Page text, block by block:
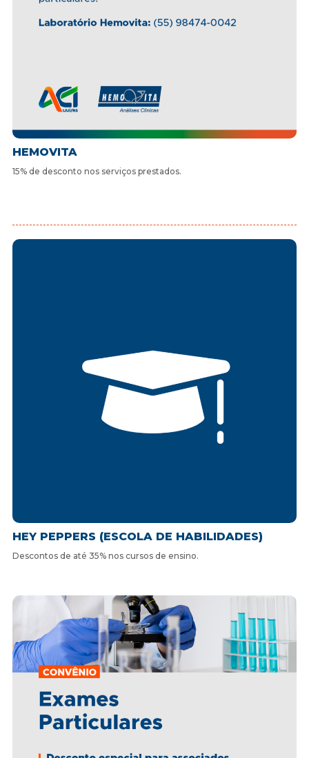
HEMOVITA
15% de desconto nos serviços prestados.
HEY PEPPERS (ESCOLA DE HABILIDADES)
Descontos de até 35% nos cursos de ensino.